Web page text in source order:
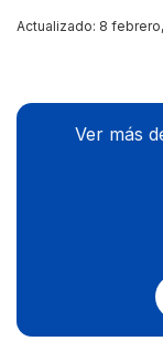
Actualizado: 8
Ver más